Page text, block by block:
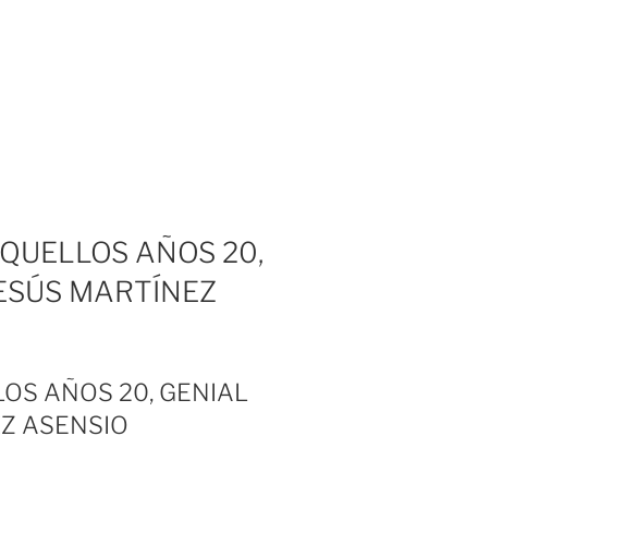
AÑOS 20,
MARTÍNEZ
AÑOS 20, GENIAL
ASENSIO